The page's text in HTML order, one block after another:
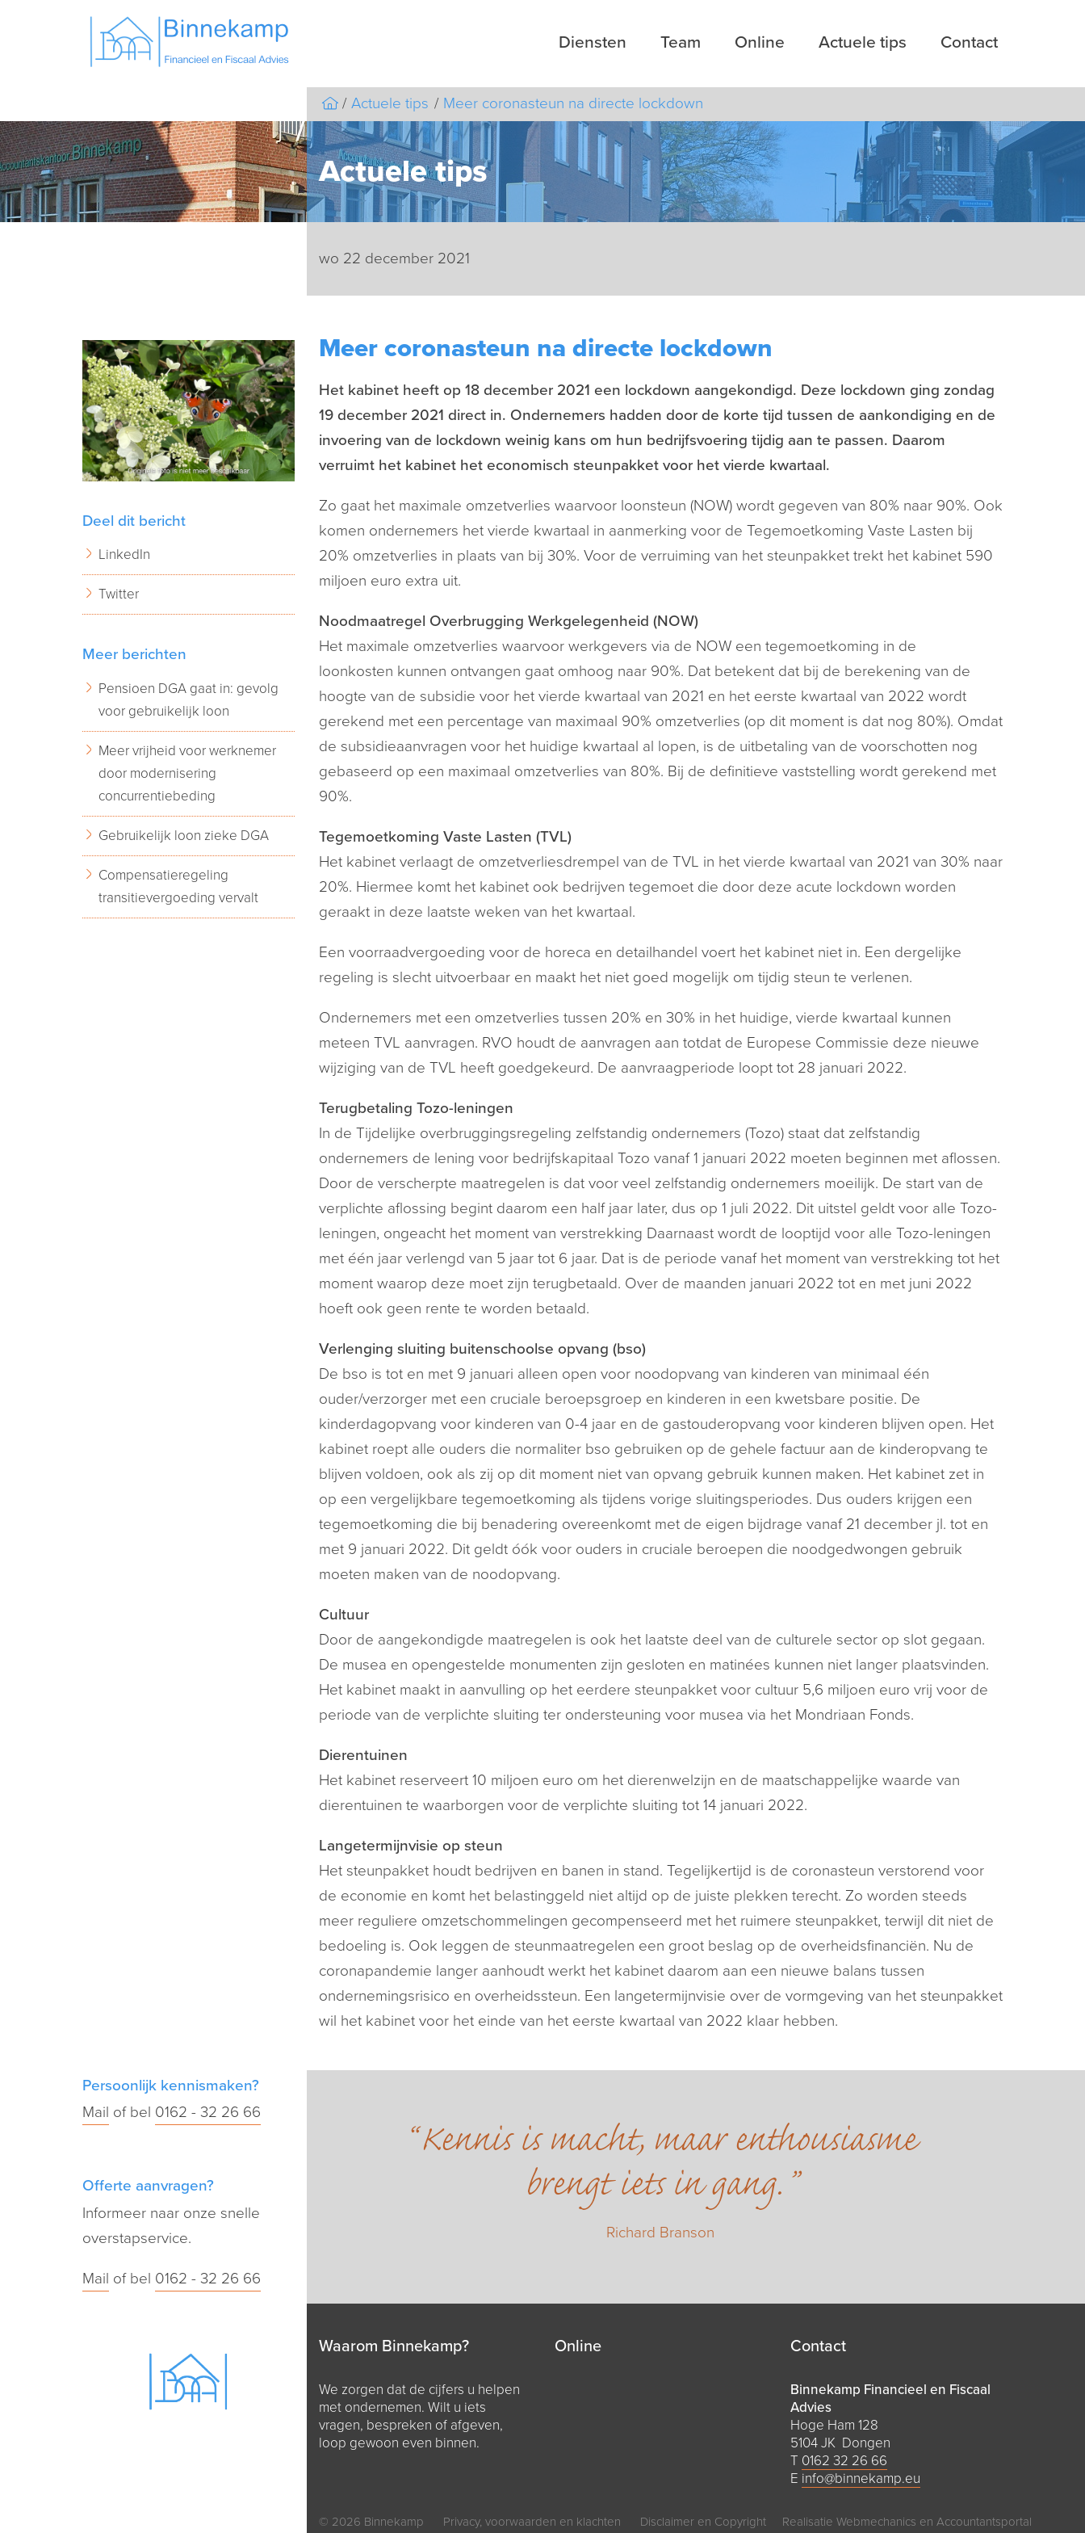
Diensten Team Online Actuele tips Contact
Actuele tips Meer coronasteun na directe lockdown
Actuele tips
wo 22 december 2021
Meer coronasteun na directe lockdown
Het kabinet heeft op 18 december 2021 een lockdown aangekondigd. Deze lockdown ging zondag
19 december 2021 direct in. Ondernemers hadden door de korte tijd tussen de aankondiging en de
invoering van de lockdown weinig kans om hun bedrijfsvoering tijdig aan te passen. Daarom
verruimt het kabinet het economisch steunpakket voor het vierde kwartaal.
Zo gaat het maximale omzetverlies waarvoor loonsteun (NOW) wordt gegeven van 80% naar 90%. Ook
komen ondernemers het vierde kwartaal in aanmerking voor de Tegemoetkoming Vaste Lasten bij
20% omzetverlies in plaats van bij 30%. Voor de verruiming van het steunpakket trekt het kabinet 590
miljoen euro extra uit.
Noodmaatregel Overbrugging Werkgelegenheid (NOW)
Het maximale omzetverlies waarvoor werkgevers via de NOW een tegemoetkoming in de
loonkosten kunnen ontvangen gaat omhoog naar 90%. Dat betekent dat bij de berekening van de
hoogte van de subsidie voor het vierde kwartaal van 2021 en het eerste kwartaal van 2022 wordt
gerekend met een percentage van maximaal 90% omzetverlies (op dit moment is dat nog 80%). Omdat
de subsidieaanvragen voor het huidige kwartaal al lopen, is de uitbetaling van de voorschotten nog
gebaseerd op een maximaal omzetverlies van 80%. Bij de definitieve vaststelling wordt gerekend met
90%.
Tegemoetkoming Vaste Lasten (TVL)
Het kabinet verlaagt de omzetverliesdrempel van de TVL in het vierde kwartaal van 2021 van 30% naar
20%. Hiermee komt het kabinet ook bedrijven tegemoet die door deze acute lockdown worden
geraakt in deze laatste weken van het kwartaal.
Een voorraadvergoeding voor de horeca en detailhandel voert het kabinet niet in. Een dergelijke
regeling is slecht uitvoerbaar en maakt het niet goed mogelijk om tijdig steun te verlenen.
Ondernemers met een omzetverlies tussen 20% en 30% in het huidige, vierde kwartaal kunnen
meteen TVL aanvragen. RVO houdt de aanvragen aan totdat de Europese Commissie deze nieuwe
wijziging van de TVL heeft goedgekeurd. De aanvraagperiode loopt tot 28 januari 2022.
Terugbetaling Tozo-leningen
In de Tijdelijke overbruggingsregeling zelfstandig ondernemers (Tozo) staat dat zelfstandig
ondernemers de lening voor bedrijfskapitaal Tozo vanaf 1 januari 2022 moeten beginnen met aflossen.
Door de verscherpte maatregelen is dat voor veel zelfstandig ondernemers moeilijk. De start van de
verplichte aflossing begint daarom een half jaar later, dus op 1 juli 2022. Dit uitstel geldt voor alle Tozo-
leningen, ongeacht het moment van verstrekking Daarnaast wordt de looptijd voor alle Tozo-leningen
met één jaar verlengd van 5 jaar tot 6 jaar. Dat is de periode vanaf het moment van verstrekking tot het
moment waarop deze moet zijn terugbetaald. Over de maanden januari 2022 tot en met juni 2022
hoeft ook geen rente te worden betaald.
Verlenging sluiting buitenschoolse opvang (bso)
De bso is tot en met 9 januari alleen open voor noodopvang van kinderen van minimaal één
ouder/verzorger met een cruciale beroepsgroep en kinderen in een kwetsbare positie. De
kinderdagopvang voor kinderen van 0-4 jaar en de gastouderopvang voor kinderen blijven open. Het
kabinet roept alle ouders die normaliter bso gebruiken op de gehele factuur aan de kinderopvang te
blijven voldoen, ook als zij op dit moment niet van opvang gebruik kunnen maken. Het kabinet zet in
op een vergelijkbare tegemoetkoming als tijdens vorige sluitingsperiodes. Dus ouders krijgen een
tegemoetkoming die bij benadering overeenkomt met de eigen bijdrage vanaf 21 december jl. tot en
met 9 januari 2022. Dit geldt óók voor ouders in cruciale beroepen die noodgedwongen gebruik
moeten maken van de noodopvang.
Cultuur
Door de aangekondigde maatregelen is ook het laatste deel van de culturele sector op slot gegaan.
De musea en opengestelde monumenten zijn gesloten en matinées kunnen niet langer plaatsvinden.
Het kabinet maakt in aanvulling op het eerdere steunpakket voor cultuur 5,6 miljoen euro vrij voor de
periode van de verplichte sluiting ter ondersteuning voor musea via het Mondriaan Fonds.
Dierentuinen
Het kabinet reserveert 10 miljoen euro om het dierenwelzijn en de maatschappelijke waarde van
dierentuinen te waarborgen voor de verplichte sluiting tot 14 januari 2022.
Langetermijnvisie op steun
Het steunpakket houdt bedrijven en banen in stand. Tegelijkertijd is de coronasteun verstorend voor
de economie en komt het belastinggeld niet altijd op de juiste plekken terecht. Zo worden steeds
meer reguliere omzetschommelingen gecompenseerd met het ruimere steunpakket, terwijl dit niet de
bedoeling is. Ook leggen de steunmaatregelen een groot beslag op de overheidsfinanciën. Nu de
coronapandemie langer aanhoudt werkt het kabinet daarom aan een nieuwe balans tussen
ondernemingsrisico en overheidssteun. Een langetermijnvisie over de vormgeving van het steunpakket
wil het kabinet voor het einde van het eerste kwartaal van 2022 klaar hebben.
Deel dit bericht
LinkedIn
Twitter
Meer berichten
Pensioen DGA gaat in: gevolg
voor gebruikelijk loon
Meer vrijheid voor werknemer
door modernisering
concurrentiebeding
Gebruikelijk loon zieke DGA
Compensatieregeling
transitievergoeding vervalt
Persoonlijk kennismaken?
Mail of bel 0162 - 32 26 66
Offerte aanvragen?
Informeer naar onze snelle
overstapservice.
Mail of bel 0162 - 32 26 66
Kennis is macht, maar enthousiasme
brengt iets in gang.
Richard Branson
Waarom Binnekamp?
We zorgen dat de cijfers u helpen
met ondernemen. Wilt u iets
vragen, bespreken of afgeven,
loop gewoon even binnen.
Online Contact
Binnekamp Financieel en Fiscaal
Advies
Hoge Ham 128
5104 JK Dongen
T 0162 32 26 66
E info@binnekamp.eu
© 2026 Binnekamp Privacy, voorwaarden en klachten Disclaimer en Copyright Realisatie Webmechanics en Accountantsportal